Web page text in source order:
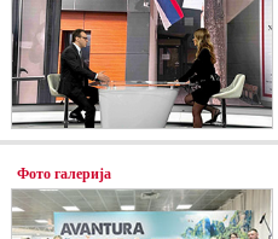
Фото галерија